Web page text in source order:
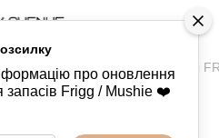
про оновлення
запасів Frigg / Mushie ❤️
- силіконові FRIGG - силіконові
6-18 місяців